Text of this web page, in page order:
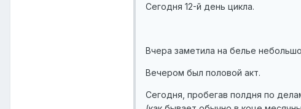
Сегодня 12-й день цикла.
Вчера заметила на белье
Вечером был половой акт.
Сегодня, пробегав полдня по